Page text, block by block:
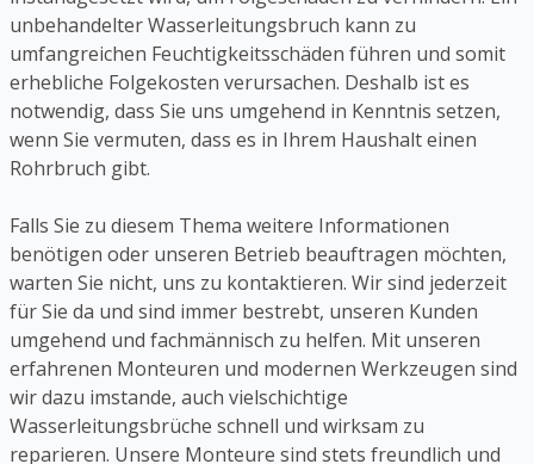
unbehandelter Wasserleitungsbruch kann zu
umfangreichen Feuchtigkeitsschäden führen und somit
erhebliche Folgekosten verursachen. Deshalb ist es
notwendig, dass Sie uns umgehend in Kenntnis setzen,
wenn Sie vermuten, dass es in Ihrem Haushalt einen
Rohrbruch gibt.
Falls Sie zu diesem Thema weitere Informationen
benötigen oder unseren Betrieb beauftragen möchten,
warten Sie nicht, uns zu kontaktieren. Wir sind jederzeit
für Sie da und sind immer bestrebt, unseren Kunden
umgehend und fachmännisch zu helfen. Mit unseren
erfahrenen Monteuren und modernen Werkzeugen sind
wir dazu imstande, auch vielschichtige
Wasserleitungsbrüche schnell und wirksam zu
reparieren. Unsere Monteure sind stets freundlich und